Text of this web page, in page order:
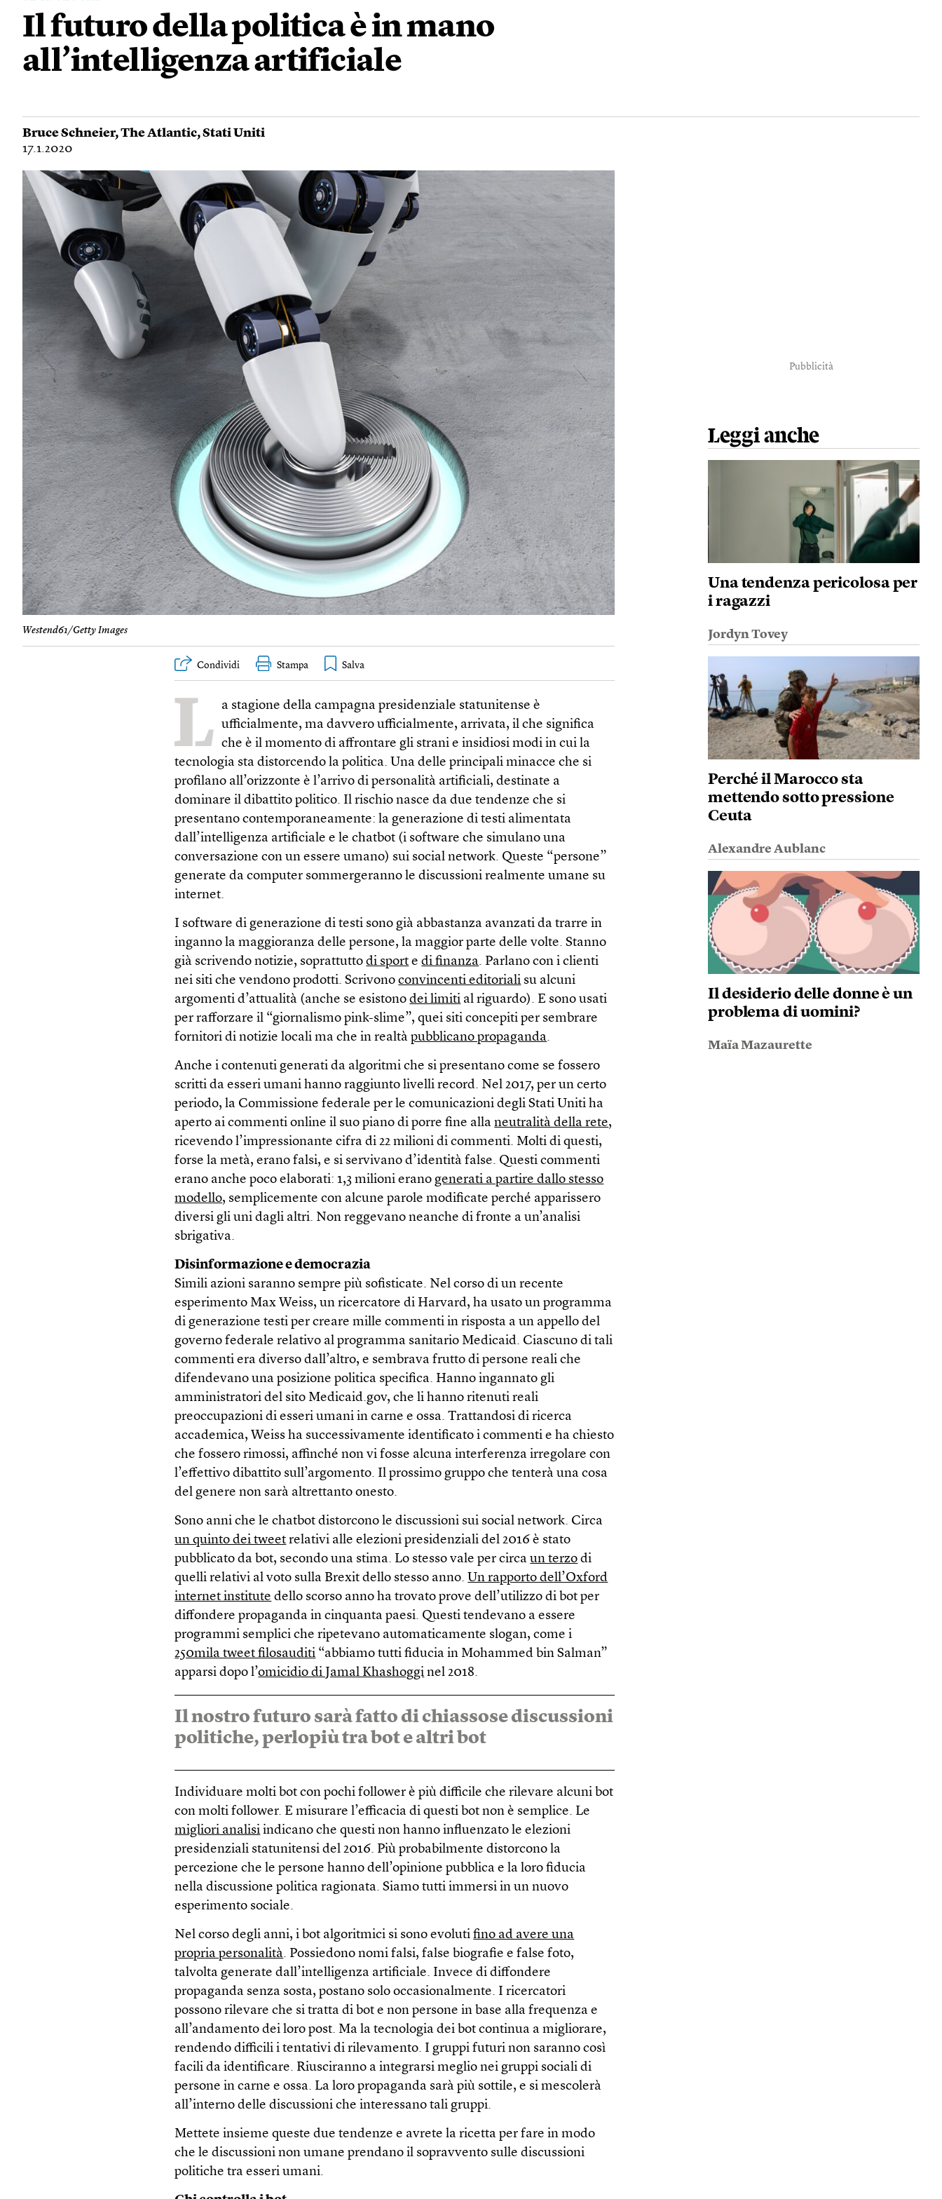
Il futuro della politica è in mano
all’intelligenza artificiale
Bruce Schneier,The Atlantic,Stati Uniti
17.1.2020
Westend61/Getty Images
Condividi Stampa
L
a stagione della campagna presidenziale statunitense è
ufficialmente, ma davvero ufficialmente, arrivata, il che significa
che è il momento di affrontare gli strani e insidiosi modi in cui la
tecnologia sta distorcendo la politica. Una delle principali minacce che si
profilano all’orizzonte è l’arrivo di personalità artificiali, destinate a
dominare il dibattito politico. Il rischio nasce da due tendenze che si
presentano contemporaneamente: la generazione di testi alimentata
dall’intelligenza artificiale e le chatbot (i software che simulano una
conversazione con un essere umano) sui social network. Queste “persone”
generate da computer sommergeranno le discussioni realmente umane su
internet.
I software di generazione di testi sono già abbastanza avanzati da trarre in
inganno la maggioranza delle persone, la maggior parte delle volte. Stanno
già scrivendo notizie, soprattuttodi sport edi finanza. Parlano con i clienti
nei siti che vendono prodotti. Scrivonoconvincenti editoriali su alcuni
argomenti d’attualità (anche se esistonodei limiti al riguardo). E sono usati
per rafforzare il “giornalismo pink-slime”, quei siti concepiti per sembrare
fornitori di notizie locali ma che in realtàpubblicano propaganda.
Anche i contenuti generati da algoritmi che si presentano come se fossero
scritti da esseri umani hanno raggiunto livelli record. Nel 2017, per un certo
periodo, la Commissione federale per le comunicazioni degli Stati Uniti ha
aperto ai commenti online il suo piano di porre fine allaneutralità della rete,
ricevendo l’impressionante cifra di 22 milioni di commenti. Molti di questi,
forse la metà, erano falsi, e si servivano d’identità false. Questi commenti
erano anche poco elaborati: 1,3 milioni erano generati a partire dallo stesso
modello, semplicemente con alcune parole modificate perché apparissero
diversi gli uni dagli altri. Non reggevano neanche di fronte a un’analisi
sbrigativa.
Disinformazione e democrazia
Simili azioni saranno sempre più sofisticate. Nel corso di un recente
esperimento Max Weiss, un ricercatore di Harvard, ha usato un programma
di generazione testi per creare mille commenti in risposta a un appello del
governo federale relativo al programma sanitario Medicaid. Ciascuno di tali
commenti era diverso dall’altro, e sembrava frutto di persone reali che
difendevano una posizione politica specifica. Hanno ingannato gli
amministratori del sito Medicaid.gov, che li hanno ritenuti reali
preoccupazioni di esseri umani in carne e ossa. Trattandosi di ricerca
accademica, Weiss ha successivamente identificato i commenti e ha chiesto
che fossero rimossi, affinché non vi fosse alcuna interferenza irregolare con
l’effettivo dibattito sull’argomento. Il prossimo gruppo che tenterà una cosa
del genere non sarà altrettanto onesto.
Sono anni che le chatbot distorcono le discussioni sui social network. Circa
un quinto dei tweet relativi alle elezioni presidenziali del 2016 è stato
pubblicato da bot, secondo una stima. Lo stesso vale per circaun terzo di
quelli relativi al voto sulla Brexit dello stesso anno. Un rapporto dell’Oxford
internet institute dello scorso anno ha trovato prove dell’utilizzo di bot per
diffondere propaganda in cinquanta paesi. Questi tendevano a essere
programmi semplici che ripetevano automaticamente slogan, come i
250mila tweet filosauditi “abbiamo tutti fiducia in Mohammed bin Salman”
apparsi dopo l’omicidio di Jamal Khashoggi nel 2018.
Il nostro futuro sarà fatto di chiassose discussioni
politiche, perlopiù tra bot e altri bot
Individuare molti bot con pochi follower è più difficile che rilevare alcuni bot
con molti follower. E misurare l’efficacia di questi bot non è semplice. Le
migliori analisi indicano che questi non hanno influenzato le elezioni
presidenziali statunitensi del 2016. Più probabilmente distorcono la
percezione che le persone hanno dell’opinione pubblica e la loro fiducia
nella discussione politica ragionata. Siamo tutti immersi in un nuovo
esperimento sociale.
Nel corso degli anni, i bot algoritmici si sono evolutifino ad avere una
propria personalità. Possiedono nomi falsi, false biografie e false foto,
talvolta generate dall’intelligenza artificiale. Invece di diffondere
propaganda senza sosta, postano solo occasionalmente. I ricercatori
possono rilevare che si tratta di bot e non persone in base alla frequenza e
all’andamento dei loro post. Ma la tecnologia dei bot continua a migliorare,
rendendo difficili i tentativi di rilevamento. I gruppi futuri non saranno così
facili da identificare. Riusciranno a integrarsi meglio nei gruppi sociali di
persone in carne e ossa. La loro propaganda sarà più sottile, e si mescolerà
all’interno delle discussioni che interessano tali gruppi.
Mettete insieme queste due tendenze e avrete la ricetta per fare in modo
che le discussioni non umane prendano il sopravvento sulle discussioni
politiche tra esseri umani.
Pubblicità
Leggi anche
Una tendenza pericolosa per
i ragazzi
Jordyn Tovey
Perché il Marocco sta
mettendo sotto pressione
Ceuta
Alexandre Aublanc
Il desiderio delle donne è un
problema di uomini?
Maïa Mazaurette